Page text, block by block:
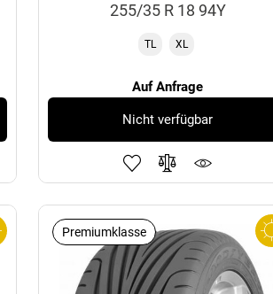
255/35 R 18 94Y
TL XL
Auf Anfrage
Nicht verfügbar
Premiumklasse